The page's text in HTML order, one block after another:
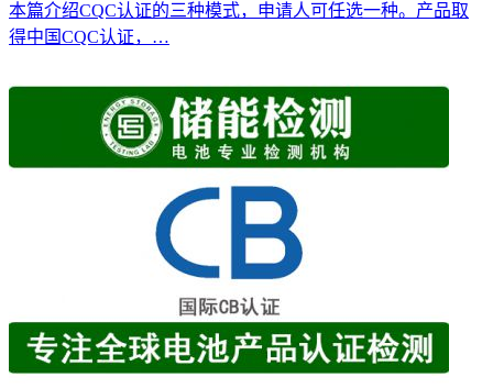
本篇介绍CQC认证的三种模式，申请人可任选一种。产品取
得中国CQC认证，…